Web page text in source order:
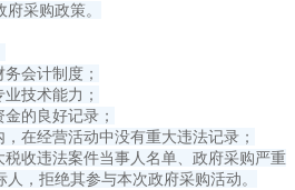
采购政策。
会计制度；
技术能力；
的良好记录；
在经营活动中没有重大违法记录；
收违法案件当事人名单、政府采购严重
，拒绝其参与本次政府采购活动。